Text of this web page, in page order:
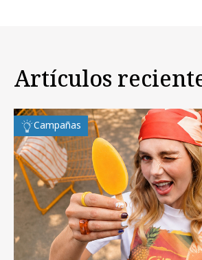
Artículos
Campañas